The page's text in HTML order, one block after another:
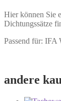
Hier können Sie
Dichtungssätze
Passend für: IFA
andere